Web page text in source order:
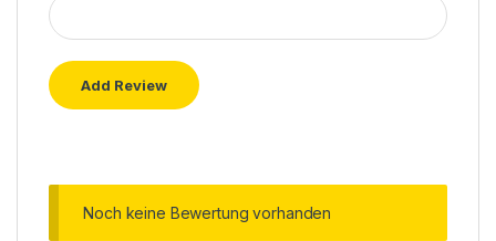
Noch keine Bewertung vorhanden